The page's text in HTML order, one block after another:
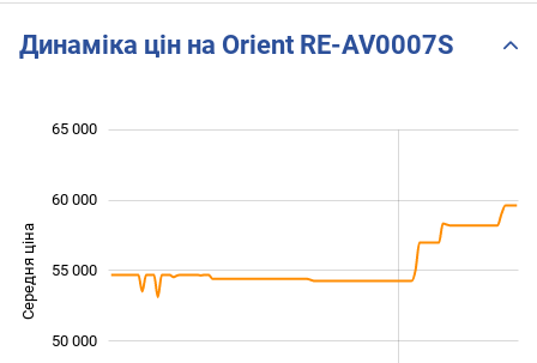
Динаміка цін на Orient RE-AV0007S
Середня ціна 48 000
50 000
65 000
60 000
55 000